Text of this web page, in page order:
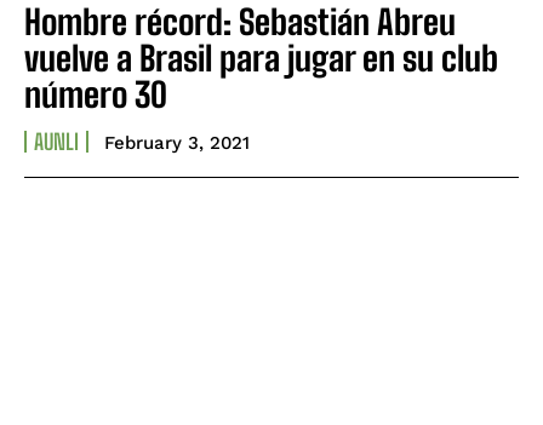
Hombre récord: Sebastián Abreu
vuelve a Brasil para jugar en su club
número 30
AUNLI February 3, 2021